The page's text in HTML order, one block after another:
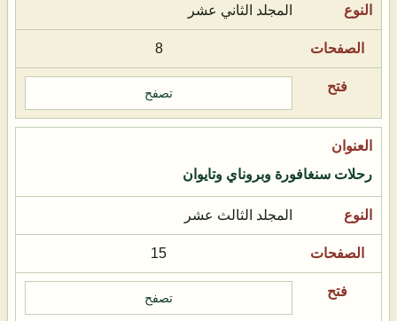
المجلد الثاني عشر
8
تصفح
رحلات سنغافورة وبروناي وتايوان
المجلد الثالث عشر
15
تصفح